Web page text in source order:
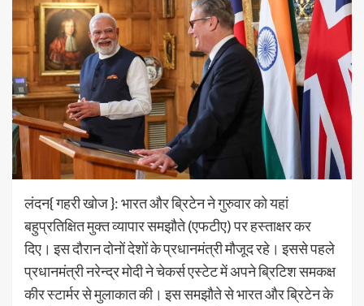
लंदन{ गहरी खोज }: भारत और ब्रिटेन ने गुरुवार को यहां
बहुप्रतिक्षित मुक्त व्यापार समझौते (एफटीए) पर हस्ताक्षर कर
दिए। इस दौरान दोनों देशों के प्रधानमंत्री मौजूद रहे। इससे पहले
प्रधानमंत्री नरेन्द्र मोदी ने चेकर्स एस्टेट में अपने ब्रिटिश समकक्ष
कीर स्टार्मर से मुलाकात की। इस समझौते से भारत और ब्रिटेन के